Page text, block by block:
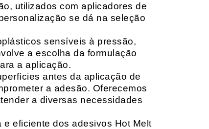
utilizados com aplicadores de
se dá na seleção
sensíveis à pressão,
a escolha da formulação
a aplicação.
antes da aplicação de
a adesão. Oferecemos
a diversas necessidades
eficiente dos adesivos Hot Melt